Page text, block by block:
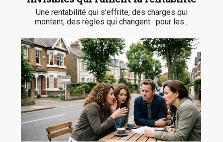
Une rentabilité qui s’effrite, des charges qui
montent, des règles qui changent : pour les...